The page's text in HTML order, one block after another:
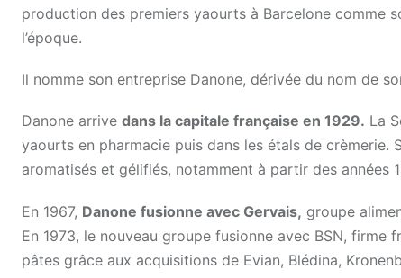
production des premiers yaourts à Barcelone comme
l’époque.
Il nomme son entreprise Danone, dérivée du nom de
Danone arrive dans la capitale française en 1929. La
yaourts en pharmacie puis dans les étals de crèmerie.
aromatisés et gélifiés, notamment à partir des années
En 1967, Danone fusionne avec Gervais, groupe
En 1973, le nouveau groupe fusionne avec BSN,
pâtes grâce aux acquisitions de Evian, Blédina,